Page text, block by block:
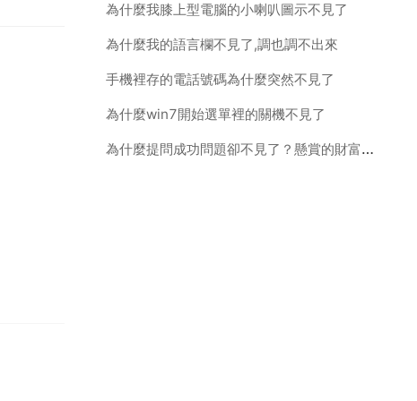
為什麼我膝上型電腦的小喇叭圖示不見了
為什麼我的語言欄不見了,調也調不出來
手機裡存的電話號碼為什麼突然不見了
為什麼win7開始選單裡的關機不見了
為什麼提問成功問題卻不見了？懸賞的財富值也沒了？